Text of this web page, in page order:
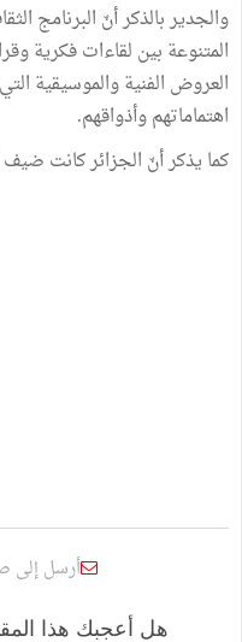
والجدير بالذكر أنّ البرنامج
المتنوعة بين لقاءات فكرية
العروض الفنية والموسيقية
اهتماماتهم وأذواقهم.
كما يذكر أنّ الجزائر كانت
أرسل إلى
هل أعجبك هذا